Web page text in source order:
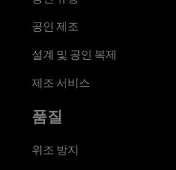
공인 제조
설계 및 공인 복제
제조 서비스
품질
위조 방지